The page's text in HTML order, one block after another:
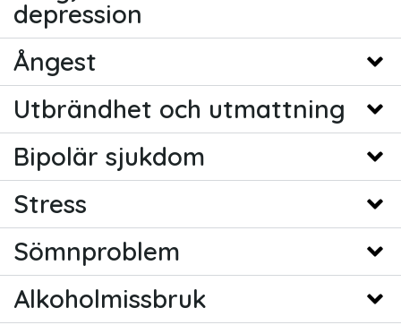
depression
Ångest
Utbrändhet och utmattning
Bipolär sjukdom
Stress
Sömnproblem
Alkoholmissbruk